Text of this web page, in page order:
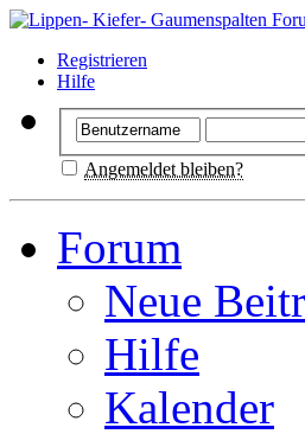
Registrieren
Hilfe
Angemeldet bleiben?
Forum
Neue
Hilfe
Kalender